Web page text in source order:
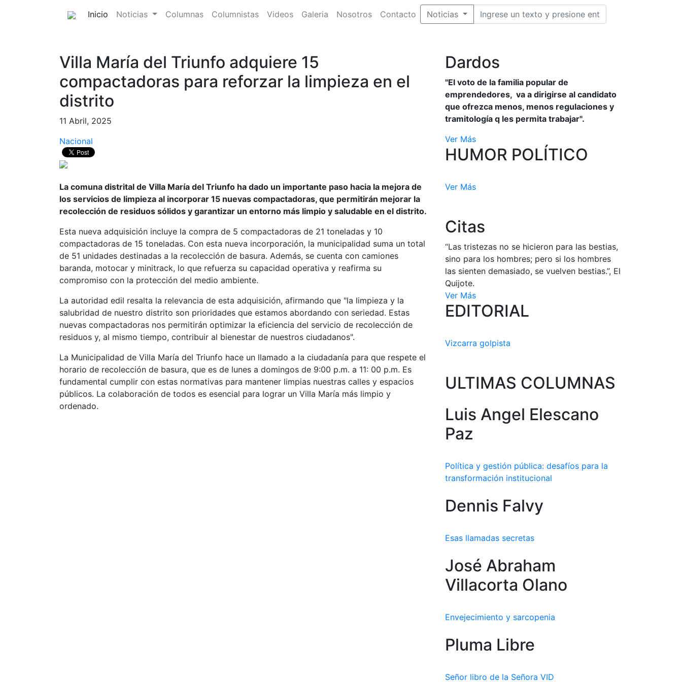
Inicio (current)
Noticias Columnas Columnistas Videos Galeria Nosotros Contacto Noticias
Villa María del Triunfo adquiere 15
compactadoras para reforzar la limpieza en el
distrito
11 Abril, 2025
Nacional
La comuna distrital de Villa María del Triunfo ha dado un importante paso hacia la mejora de
los servicios de limpieza al incorporar 15 nuevas compactadoras, que permitirán mejorar la
recolección de residuos sólidos y garantizar un entorno más limpio y saludable en el distrito.
Esta nueva adquisición incluye la compra de 5 compactadoras de 21 toneladas y 10
compactadoras de 15 toneladas. Con esta nueva incorporación, la municipalidad suma un total
de 51 unidades destinadas a la recolección de basura. Además, se cuenta con camiones
baranda, motocar y minitrack, lo que refuerza su capacidad operativa y reafirma su
compromiso con la protección del medio ambiente.
La autoridad edil resalta la relevancia de esta adquisición, afirmando que "la limpieza y la
salubridad de nuestro distrito son prioridades que estamos abordando con seriedad. Estas
nuevas compactadoras nos permitirán optimizar la eficiencia del servicio de recolección de
residuos y, al mismo tiempo, contribuir al bienestar de nuestros ciudadanos".
La Municipalidad de Villa María del Triunfo hace un llamado a la ciudadanía para que respete el
horario de recolección de basura, que es de lunes a domingos de 9:00 p.m. a 11: 00 p.m. Es
fundamental cumplir con estas normativas para mantener limpias nuestras calles y espacios
públicos. La colaboración de todos es esencial para lograr un Villa María más limpio y
ordenado.
Dardos
"El voto de la familia popular de
emprendedores, va a dirigirse al candidato
que ofrezca menos, menos regulaciones y
tramitología q les permita trabajar".
Ver Más
HUMOR POLÍTICO
Ver Más
Citas
“Las tristezas no se hicieron para las bestias,
sino para los hombres; pero si los hombres
las sienten demasiado, se vuelven bestias.”, El
Quijote.
Ver Más
EDITORIAL
Vizcarra golpista
ULTIMAS COLUMNAS
Luis Angel Elescano
Paz
Política y gestión pública: desafíos para la
transformación institucional
Dennis Falvy
Esas llamadas secretas
José Abraham
Villacorta Olano
Envejecimiento y sarcopenia
Pluma Libre
Señor libro de la Señora VID